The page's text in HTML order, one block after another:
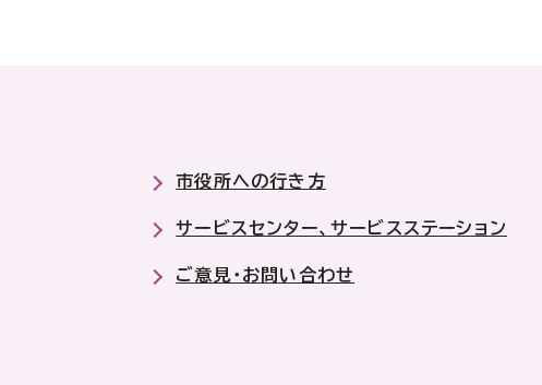
市役所への行き方
サービスセンター、サービスステーション
ご意見・お問い合わせ